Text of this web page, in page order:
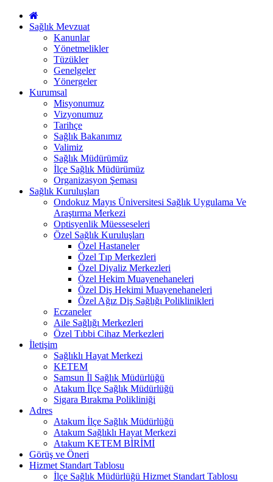
Sağlık Mevzuat
Kanunlar
Yönetmelikler
Tüzükler
Genelgeler
Yönergeler
Kurumsal
Misyonumuz
Vizyonumuz
Tarihçe
Sağlık Bakanımız
Valimiz
Sağlık Müdürümüz
İlçe Sağlık Müdürümüz
Organizasyon Şeması
Sağlık Kuruluşları
Ondokuz Mayıs Üniversitesi Sağlık Uygulama Ve
Araştırma Merkezi
Optisyenlik Müesseseleri
Özel Sağlık Kuruluşları
Özel Hastaneler
Özel Tıp Merkezleri
Özel Diyaliz Merkezleri
Özel Hekim Muayenehaneleri
Özel Diş Hekimi Muayenehaneleri
Özel Ağız Diş Sağlığı Poliklinikleri
Eczaneler
Aile Sağlığı Merkezleri
Özel Tıbbi Cihaz Merkezleri
İletişim
Sağlıklı Hayat Merkezi
KETEM
Samsun İl Sağlık Müdürlüğü
Atakum İlçe Sağlık Müdürlüğü
Sigara Bırakma Polikliniği
Adres
Atakum İlçe Sağlık Müdürlüğü
Atakum Sağlıklı Hayat Merkezi
Atakum KETEM BİRİMİ
Görüş ve Öneri
Hizmet Standart Tablosu
İlçe Sağlık Müdürlüğü Hizmet Standart Tablosu